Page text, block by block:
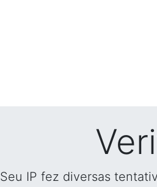
Seu IP fez diversas